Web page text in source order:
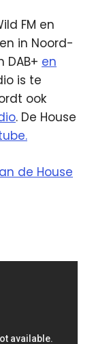
FM en
in Noord-
DAB+ en
is te
ook
. De House
de House